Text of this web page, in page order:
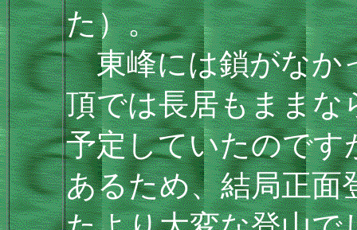
た）。
東峰には鎖がなか
頂では長居もままな
予定していたのです
あるため、結局正面